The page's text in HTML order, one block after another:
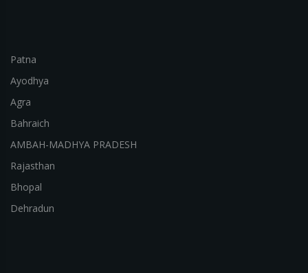
Patna
Ayodhya
Agra
Bahraich
AMBAH-MADHYA PRADESH
Rajasthan
Bhopal
Dehradun